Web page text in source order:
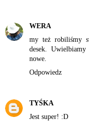
WERA
my też robiliśmy
desek.
nowe.
Odpowiedz
TYŚKA
Jest super! :D